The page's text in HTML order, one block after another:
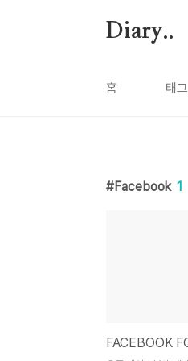
Diary..
홈 태그
Facebook 1